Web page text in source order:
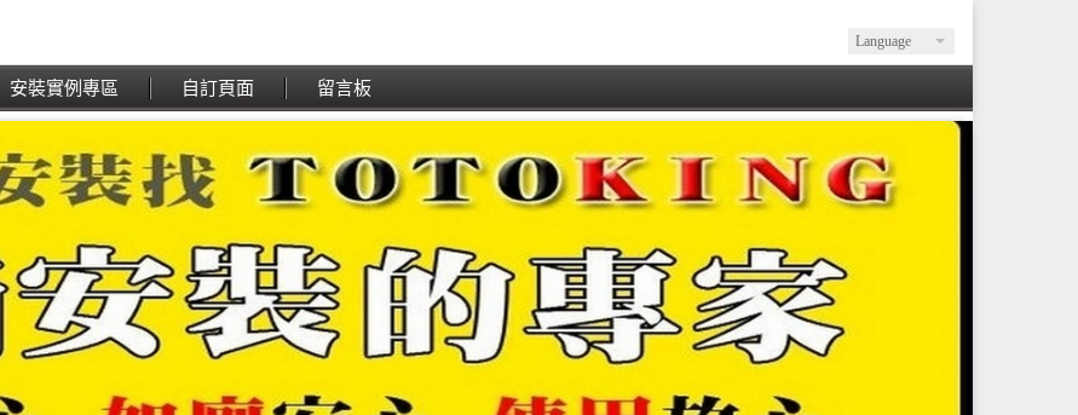
Language
安裝實例專區 自訂頁面 留言板